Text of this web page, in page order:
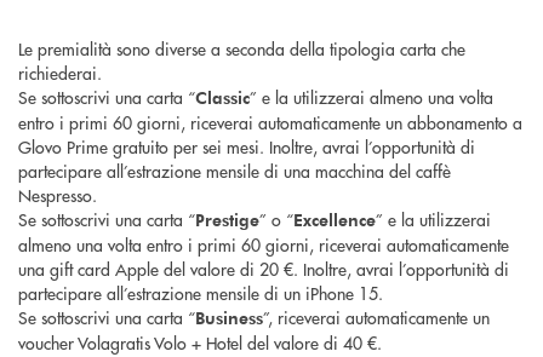
Le premialità sono diverse a seconda della tipologia carta che
richiederai.
Se sottoscrivi una carta “Classic” e la utilizzerai almeno una volta
entro i primi 60 giorni, riceverai automaticamente un abbonamento a
Glovo Prime gratuito per sei mesi. Inoltre, avrai l’opportunità di
partecipare all’estrazione mensile di una macchina del caffè
Nespresso.
Se sottoscrivi una carta “Prestige” o “Excellence” e la utilizzerai
almeno una volta entro i primi 60 giorni, riceverai automaticamente
una gift card Apple del valore di 20 €. Inoltre, avrai l’opportunità di
partecipare all’estrazione mensile di un iPhone 15.
Se sottoscrivi una carta “Business”, riceverai automaticamente un
voucher Volagratis Volo + Hotel del valore di 40 €.